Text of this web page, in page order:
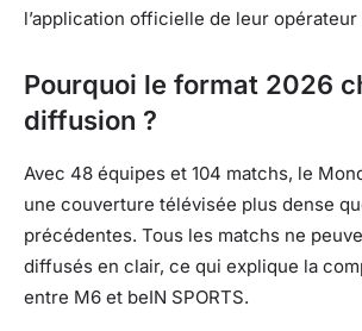
l’application officielle de leur opérateur
Pourquoi le format 2026
diffusion ?
Avec 48 équipes et 104 matchs, le
une couverture télévisée plus dense
précédentes. Tous les matchs ne
diffusés en clair, ce qui explique la
entre M6 et beIN SPORTS.